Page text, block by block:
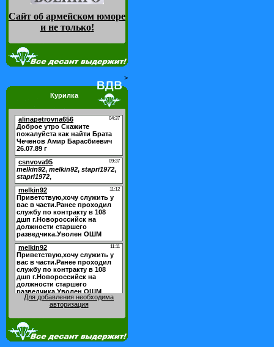
Сайт об армейском юморе
и не только!
>
Курилка
Для добавления необходима
авторизация